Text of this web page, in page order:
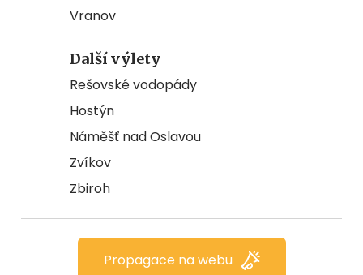
Vranov
Další výlety
Rešovské vodopády
Hostýn
Náměšť nad Oslavou
Zvíkov
Zbiroh
Propagace na webu